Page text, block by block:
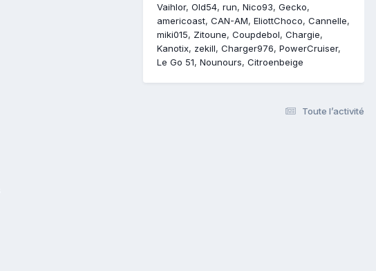
Vaihlor Old54 run Nico93 Gecko
americoast CAN-AM EliottChoco Cannelle
miki015
Zitoune Coupdebol Chargie
Kanotix zekill Charger976 PowerCruiser
Le Go 51 Nounours Citroenbeige
Toute l’activité